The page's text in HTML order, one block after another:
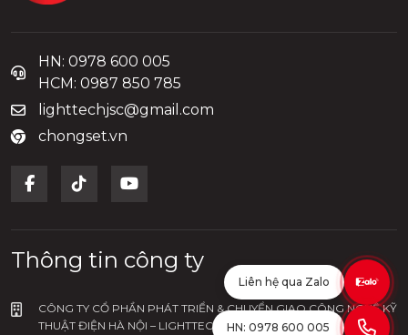
HN: 0978 600 005
HCM: 0987 850 785
lighttechjsc@gmail.com
chongset.vn
Thông tin công ty
CÔNG TY CỔ PHẦN PHÁT TRIỂN & CHUYỂN GIAO CÔNG NGHỆ KỸ
THUẬT ĐIỆN HÀ NỘI – LIGHTTECH
Liên hệ qua Zalo
HN: 0978 600 005